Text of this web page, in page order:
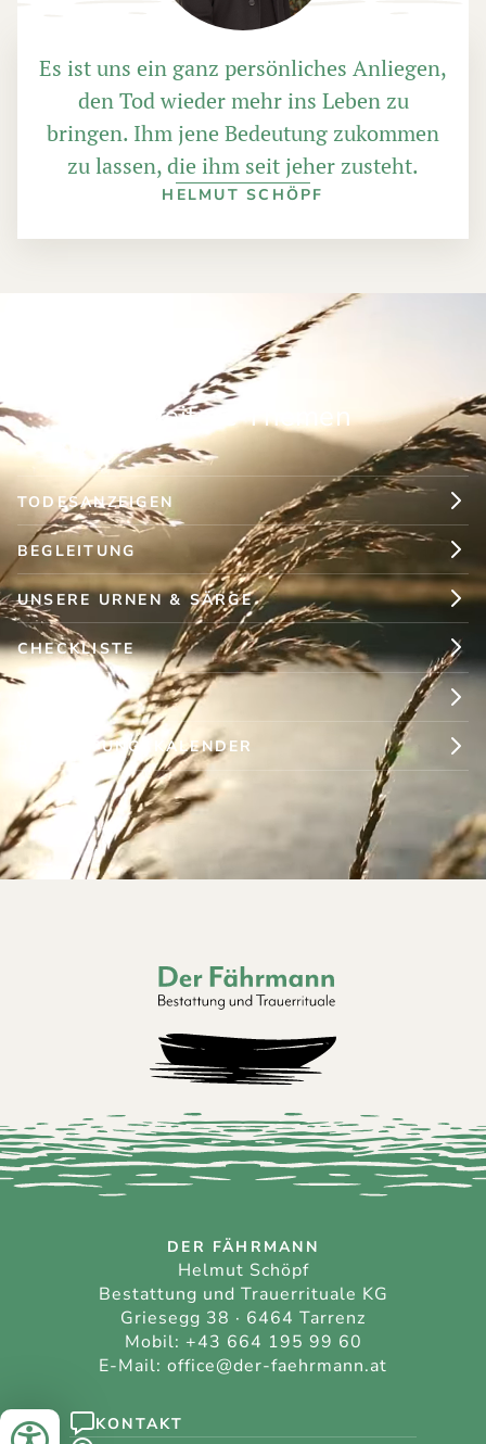
Es ist uns ein ganz persönliches Anliegen,
den Tod wieder mehr ins Leben zu
bringen. Ihm jene Bedeutung zukommen
zu lassen, die ihm seit jeher zusteht.
HELMUT SCHÖPF
Weitere Themen
TODESANZEIGEN
BEGLEITUNG
UNSERE URNEN & SÄRGE
CHECKLISTE
VORSORGE
BESTATTUNGSKALENDER
Der Fährmann - Bestattung und
DER FÄHRMANN
Helmut Schöpf
Bestattung und Trauerrituale KG
Griesegg 38 · 6464 Tarrenz
Mobil: +43 664 195 99 60
E-Mail: office@der-faehrmann.at
KONTAKT